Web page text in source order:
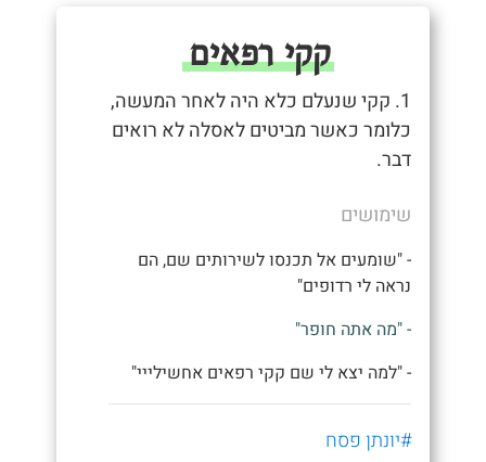
קקי רפאים
1. קקי שנעלם כלא היה לאחר המעשה,
כלומר כאשר מביטים לאסלה לא רואים
דבר.
שימושים
- "שומעים אל תכנסו לשירותים שם, הם
נראה לי רדופים"
- "מה אתה חופר"
- "למה יצא לי שם קקי רפאים אחשילייי"
#יונתן פסח